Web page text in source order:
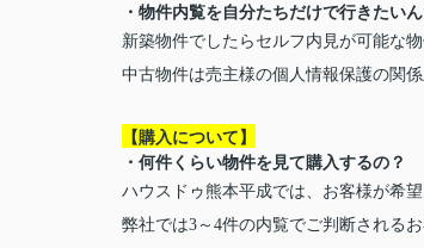
・物件内覧を自分たちだけで行きたい
新築物件でしたらセルフ内見が可能な
中古物件は売主様の個人情報保護の関
【購入について】
・何件くらい物件を見て購入するの？
ハウスドゥ熊本平成では、お客様が希
弊社では3～4件の内覧でご判断される